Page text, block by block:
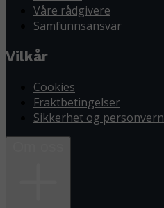
Våre rådgivere
Samfunnsansvar
Vilkår
Cookies
Fraktbetingelser
Sikkerhet og personvern